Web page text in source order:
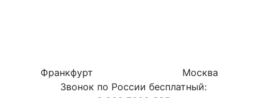
Франкфурт
Звонок по России бесплатный:
Москва